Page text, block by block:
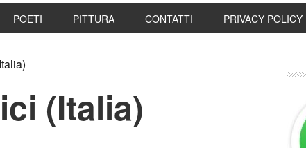
POETI PITTURA CONTATTI PRIVACY POLICY
(Italia)